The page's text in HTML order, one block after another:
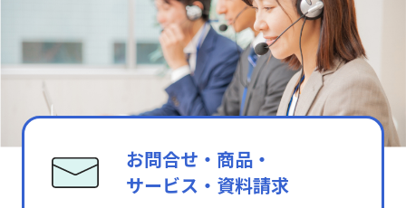
お問合せ・商品・
サービス・資料請求